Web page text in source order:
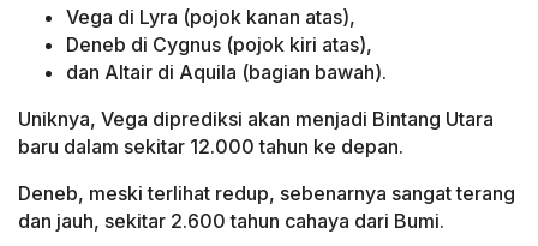
Vega di Lyra (pojok kanan atas),
Deneb di Cygnus (pojok kiri atas),
dan Altair di Aquila (bagian bawah).
Uniknya, Vega diprediksi akan menjadi Bintang Utara
baru dalam sekitar 12.000 tahun ke depan.
Deneb, meski terlihat redup, sebenarnya sangat terang
dan jauh, sekitar 2.600 tahun cahaya dari Bumi.